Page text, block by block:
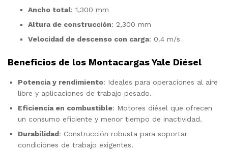
Ancho total: 1,300 mm
Altura de construcción: 2,300 mm
Velocidad de descenso con carga: 0.4 m/s
Beneficios de los Montacargas Yale Diésel
Potencia y rendimiento: Ideales para operaciones al aire
libre y aplicaciones de trabajo pesado.
Eficiencia en combustible: Motores diésel que ofrecen
un consumo eficiente y menor tiempo de inactividad.
Durabilidad: Construcción robusta para soportar
condiciones de trabajo exigentes.